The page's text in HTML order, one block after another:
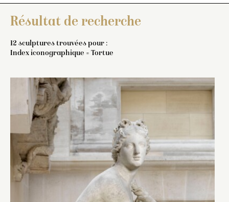
Résultat de recherche
12 sculptures trouvées pour :
Index iconographique = Tortue